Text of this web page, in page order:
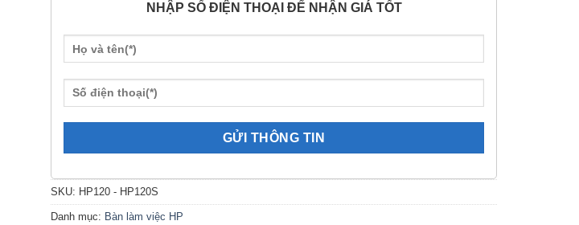
NHẬP SỐ ĐIỆN THOẠI ĐỂ NHẬN GIÁ TỐT
SKU: HP120 - HP120S
Danh mục: Bàn làm việc HP